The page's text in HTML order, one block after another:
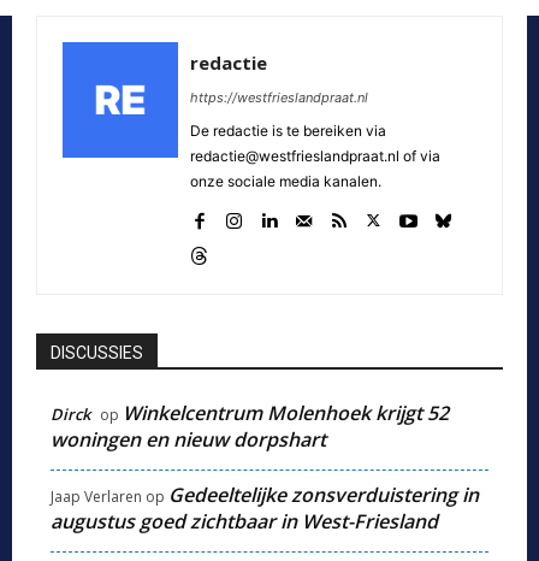
redactie
https://westfrieslandpraat.nl
De redactie is te bereiken via
redactie@westfrieslandpraat.nl of via
onze sociale media kanalen.
DISCUSSIES
Dirck op Winkelcentrum Molenhoek krijgt 52
woningen en nieuw dorpshart
Jaap Verlaren op Gedeeltelijke zonsverduistering in
augustus goed zichtbaar in West-Friesland